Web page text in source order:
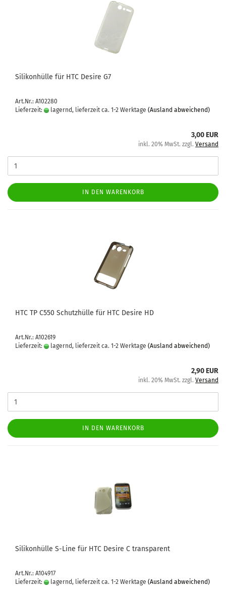
Si­li­kon­hül­le für HTC De­si­re G7
Art.Nr.: A102280
Lieferzeit:
lagernd, lieferzeit ca. 1-2 Werktage (Ausland abweichend)
3,00 EUR
inkl. 20% MwSt. zzgl. Versand
IN DEN WARENKORB
HTC TP C550 Schutz­hül­le für HTC De­si­re HD
Art.Nr.: A102619
Lieferzeit:
lagernd, lieferzeit ca. 1-2 Werktage (Ausland abweichend)
2,90 EUR
inkl. 20% MwSt. zzgl. Versand
IN DEN WARENKORB
Si­li­kon­hül­le S-​Line für HTC De­si­re C trans­pa­rent
Art.Nr.: A104917
Lieferzeit:
lagernd, lieferzeit ca. 1-2 Werktage (Ausland abweichend)